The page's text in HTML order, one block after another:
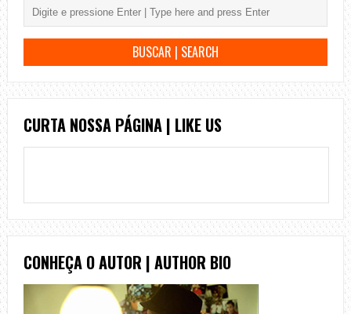
CURTA NOSSA PÁGINA | LIKE US
CONHEÇA O AUTOR | AUTHOR BIO